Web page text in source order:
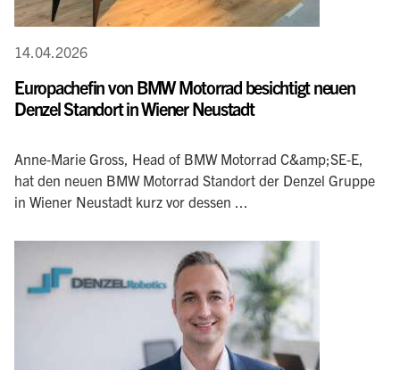
14.04.2026
Europachefin von BMW Motorrad besichtigt neuen
Denzel Standort in Wiener Neustadt
Anne‑Marie Gross, Head of BMW Motorrad C&amp;SE‑E,
hat den neuen BMW Motorrad Standort der Denzel Gruppe
in Wiener Neustadt kurz vor dessen ...